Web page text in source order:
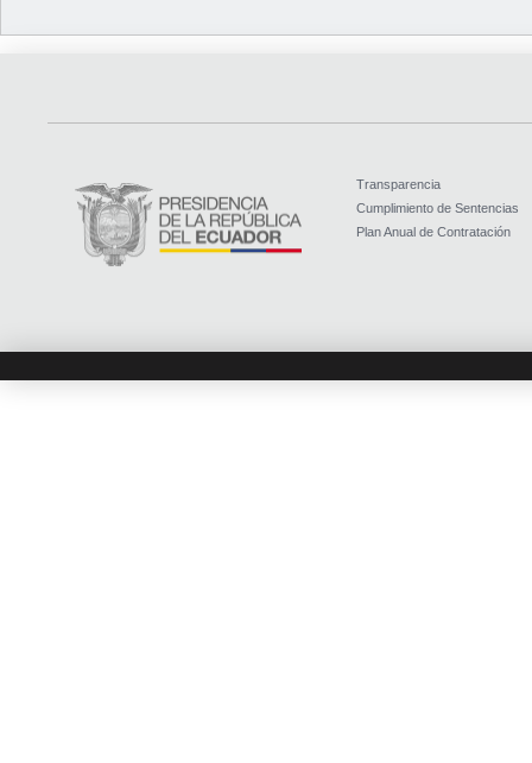
Transparencia
Cumplimiento de Sentencias
Plan Anual de Contratación